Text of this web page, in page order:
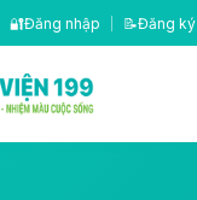
🔐Đăng nhập 📝Đăng ký